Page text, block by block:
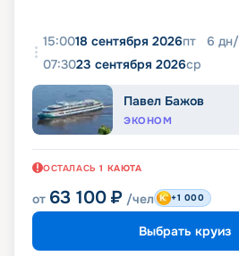
15:0018 сентября 2026пт 6 дн/
07:3023 сентября 2026ср
Павел Бажов
ЭКОНОМ
ОСТАЛАСЬ 1 КАЮТА
от 63 100 ₽ /чел +1 000
Выбрать круиз